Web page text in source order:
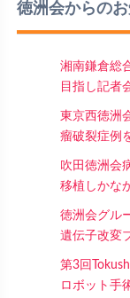
徳洲会からの
湘南鎌倉総
目指し記者
東京西徳洲
瘤破裂症例
吹田徳洲会
移植しかな
徳洲会グル
遺伝子改変
第3回
ロボット手